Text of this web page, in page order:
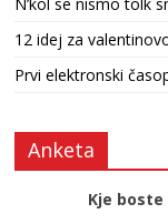
12 idej za
Prvi elektronski
Anketa
Kje